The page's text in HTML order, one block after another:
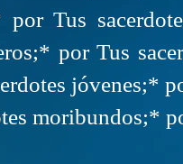
Tus
por Tus
jóvenes;*
moribundos;*